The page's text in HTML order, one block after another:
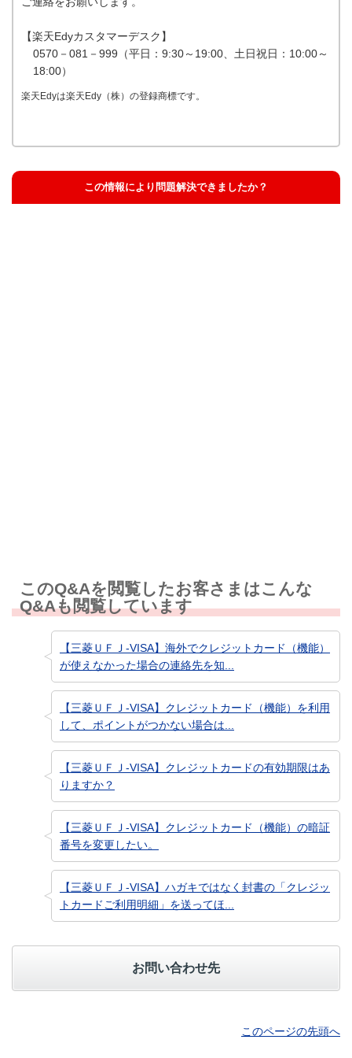
【楽天Edyカスタマーデスク】
0570－081－999（平日：9:30～19:00、土日祝日：10:00～
18:00）
楽天Edyは楽天Edy（株）の登録商標です。
この情報により問題解決できましたか？
このQ&Aを閲覧したお客さまはこんな
Q&Aも閲覧しています
【三菱ＵＦＪ-VISA】海外でクレジットカード（機能）
が使えなかった場合の連絡先を知...
【三菱ＵＦＪ-VISA】クレジットカード（機能）を利用
して、ポイントがつかない場合は...
【三菱ＵＦＪ-VISA】クレジットカードの有効期限はあ
りますか？
【三菱ＵＦＪ-VISA】クレジットカード（機能）の暗証
番号を変更したい。
【三菱ＵＦＪ-VISA】ハガキではなく封書の「クレジッ
トカードご利用明細」を送ってほ...
お問い合わせ先
このページの先頭へ